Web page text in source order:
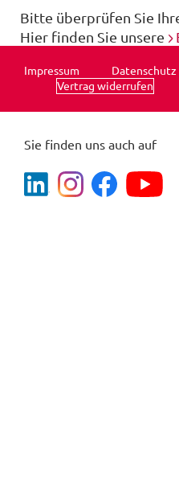
Bitte überprüfen Sie
Hier finden Sie unsere
Impressum Datenschutz
Vertrag widerrufen
Sie finden uns auch auf